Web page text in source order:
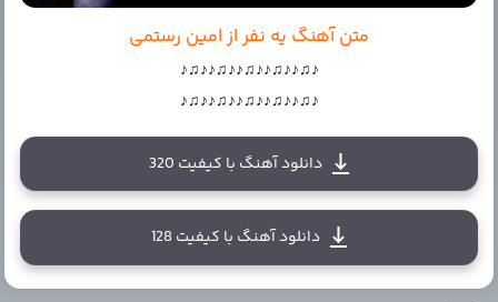
متن آهنگ یه نفر از امین رستمی
♪♫♪♪♫♪♪♫♪♪♫♪♪♫♪
♪♫♪♪♫♪♪♫♪♪♫♪♪♫♪
دانلود آهنگ با کیفیت 320
دانلود آهنگ با کیفیت 128